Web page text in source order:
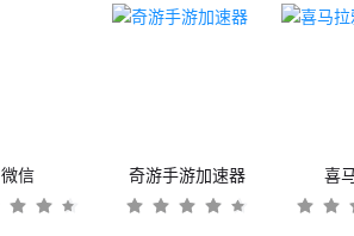
微信 奇游手游加速器 喜